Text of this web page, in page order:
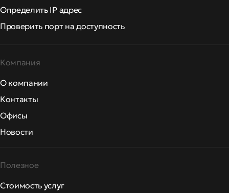
Определить IP адрес
Проверить порт на доступность
Компания
О компании
Контакты
Офисы
Новости
Полезное
Стоимость услуг